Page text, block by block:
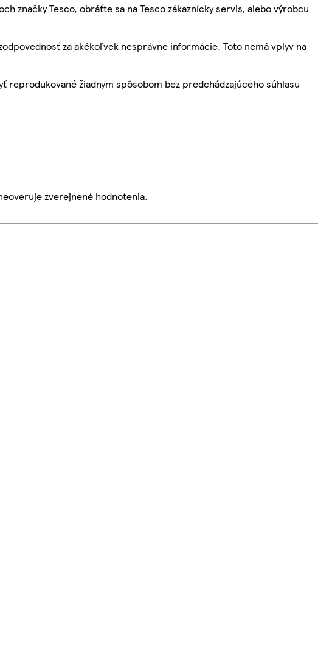
značky Tesco, obráťte sa na Tesco zákaznícky servis, alebo výrobcu
za akékoľvek nesprávne informácie. Toto nemá vplyv na
žiadnym spôsobom bez predchádzajúceho súhlasu
zverejnené hodnotenia.